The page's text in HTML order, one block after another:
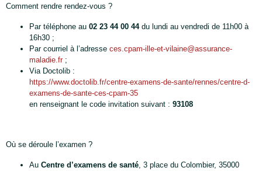
Comment rendre rendez-vous ?
Par téléphone au 02 23 44 00 44du lundi au vendredi de 11h00 à
16h30 ;
Par courriel à l’adresse ces.cpam-ille-et-vilaine@assurance-
maladie.fr;
Via Doctolib :
https://www.doctolib.fr/centre-examens-de-sante/rennes/centre-d-
examens-de-sante-ces-cpam-35
en renseignant le code invitation suivant : 93108
Où se déroule l’examen ?
Au Centre d’examens de santé, 3 place du Colombier, 35000